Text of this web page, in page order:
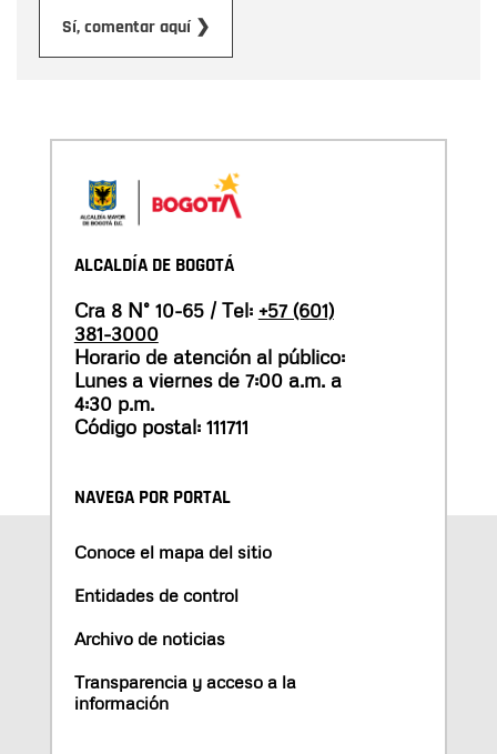
Sí, comentar aquí ❯
ALCALDÍA DE BOGOTÁ
Cra 8 N° 10-65 / Tel: +57 (601)
381-3000
Horario de atención al público:
Lunes a viernes de 7:00 a.m. a
4:30 p.m.
Código postal: 111711
NAVEGA POR PORTAL
Conoce el mapa del sitio
Entidades de control
Archivo de noticias
Transparencia y acceso a la
información